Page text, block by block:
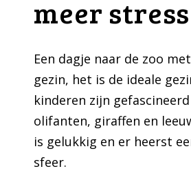
meer stress
Een dagje naar de zoo
gezin, het is de ideale
kinderen zijn
olifanten, giraffen en
is gelukkig en er heerst
sfeer.